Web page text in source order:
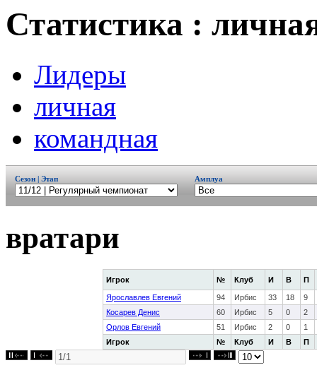
Статистика :
Лидеры
личная
командная
Сезон | Этап Амплуа
вратари
Игрок № Клуб И В П
Игрок № Клуб И В П
Ярославлев Евгений 94 Ирбис 33 18
9
Косарев Денис
60 Ирбис 5 0
2
Орлов Евгений
51 Ирбис 2 0 1